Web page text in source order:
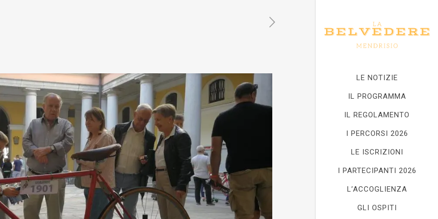
LE NOTIZIE
IL PROGRAMMA
IL REGOLAMENTO
I PERCORSI 2026
LE ISCRIZIONI
I PARTECIPANTI 2026
L’ACCOGLIENZA
GLI OSPITI